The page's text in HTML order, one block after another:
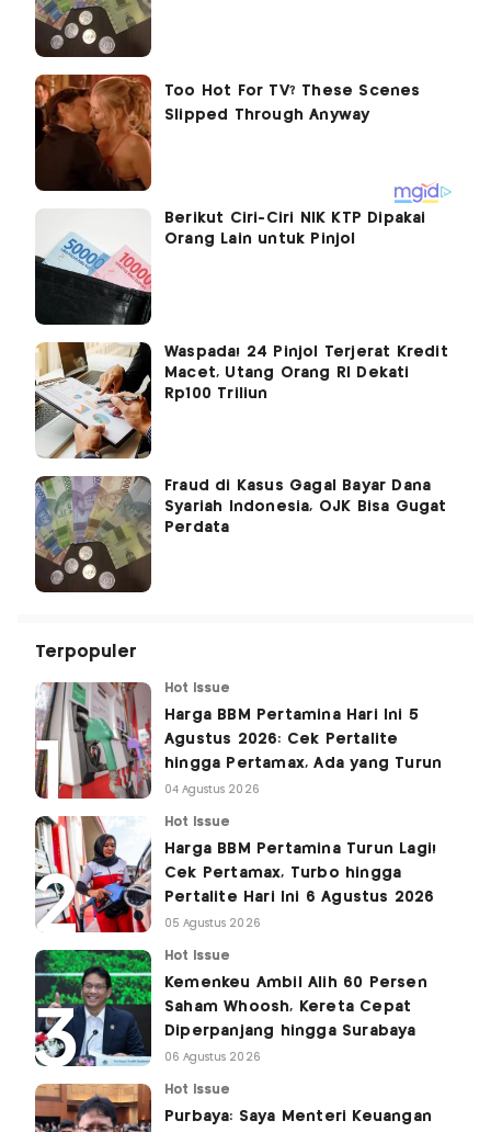
Berikut Ciri-Ciri NIK KTP Dipakai
Orang Lain untuk Pinjol
Waspada! 24 Pinjol Terjerat Kredit
Macet, Utang Orang RI Dekati
Rp100 Triliun
Fraud di Kasus Gagal Bayar Dana
Syariah Indonesia, OJK Bisa Gugat
Perdata
Terpopuler
Hot Issue
Harga BBM Pertamina Hari Ini 5
Agustus 2026: Cek Pertalite
hingga Pertamax, Ada yang Turun
04 Agustus 2026
Hot Issue
Harga BBM Pertamina Turun Lagi!
Cek Pertamax, Turbo hingga
Pertalite Hari Ini 6 Agustus 2026
05 Agustus 2026
Hot Issue
Kemenkeu Ambil Alih 60 Persen
Saham Whoosh, Kereta Cepat
Diperpanjang hingga Surabaya
06 Agustus 2026
Hot Issue
Purbaya: Saya Menteri Keuangan